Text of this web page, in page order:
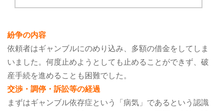
紛争の内容
依頼者はギャンブルにのめり込み、多額の借金をしてしま
いました。何度止めようとしても止めることができず、破
産手続を進めることも困難でした。
交渉・調停・訴訟等の経過
まずはギャンブル依存症という「病気」であるという認識